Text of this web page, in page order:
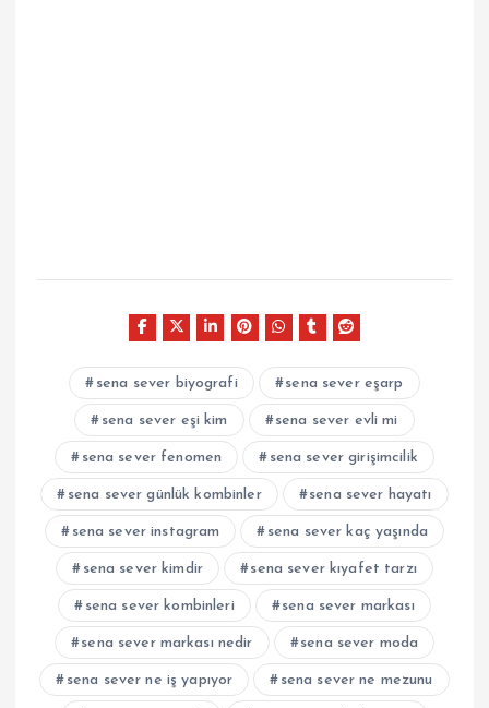
sena sever biyografi sena sever eşarp
sena sever eşi kim sena sever evli mi
sena sever fenomen sena sever girişimcilik
sena sever günlük kombinler sena sever hayatı
sena sever instagram sena sever kaç yaşında
sena sever kimdir sena sever kıyafet tarzı
sena sever kombinleri sena sever markası
sena sever markası nedir sena sever moda
sena sever ne iş yapıyor sena sever ne mezunu